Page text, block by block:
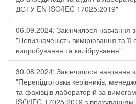
ДСТУ EN ISO/IEC 17025:2019"
06.09.2024: Закінчилося навчання
"Невизначеність вимірювання та її
випробування та калібрування"
30.08.2024: Закінчилося навчання
"Перепідготовка керівників,
та фахівців лабораторій за
ISO/IEC 17025:2019 з